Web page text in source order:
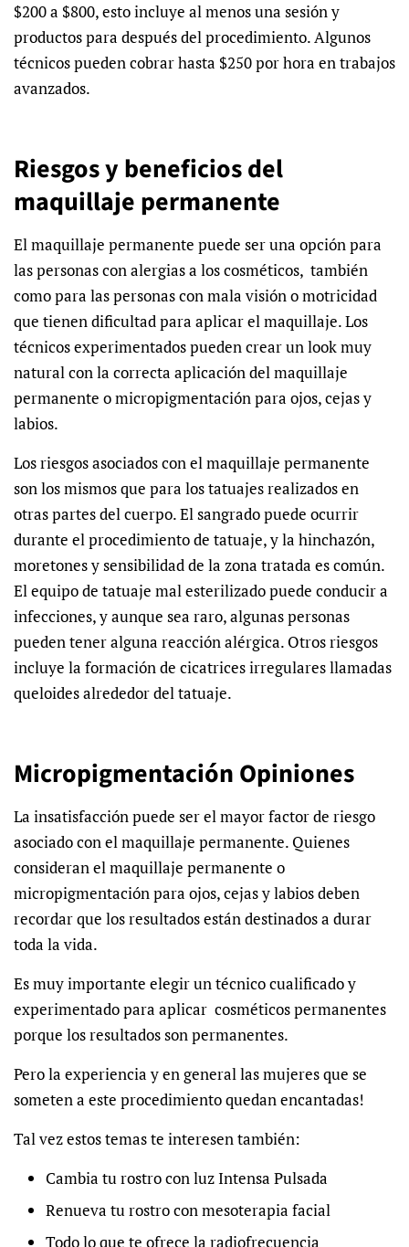
$200 a $800, esto incluye al menos una sesión y
productos para después del procedimiento. Algunos
técnicos pueden cobrar hasta $250 por hora en trabajos
avanzados.
Riesgos y beneficios del
maquillaje permanente
El maquillaje permanente puede ser una opción para
las personas con alergias a los cosméticos, también
como para las personas con mala visión o motricidad
que tienen dificultad para aplicar el maquillaje. Los
técnicos experimentados pueden crear un look muy
natural con la correcta aplicación del maquillaje
permanente o micropigmentación para ojos, cejas y
labios.
Los riesgos asociados con el maquillaje permanente
son los mismos que para los tatuajes realizados en
otras partes del cuerpo. El sangrado puede ocurrir
durante el procedimiento de tatuaje, y la hinchazón,
moretones y sensibilidad de la zona tratada es común.
El equipo de tatuaje mal esterilizado puede conducir a
infecciones, y aunque sea raro, algunas personas
pueden tener alguna reacción alérgica. Otros riesgos
incluye la formación de cicatrices irregulares llamadas
queloides alrededor del tatuaje.
Micropigmentación Opiniones
La insatisfacción puede ser el mayor factor de riesgo
asociado con el maquillaje permanente. Quienes
consideran el maquillaje permanente o
micropigmentación para ojos, cejas y labios deben
recordar que los resultados están destinados a durar
toda la vida.
Es muy importante elegir un técnico cualificado y
experimentado para aplicar cosméticos permanentes
porque los resultados son permanentes.
Pero la experiencia y en general las mujeres que se
someten a este procedimiento quedan encantadas!
Tal vez estos temas te interesen también:
Cambia tu rostro con luz Intensa Pulsada
Renueva tu rostro con mesoterapia facial
Todo lo que te ofrece la radiofrecuencia